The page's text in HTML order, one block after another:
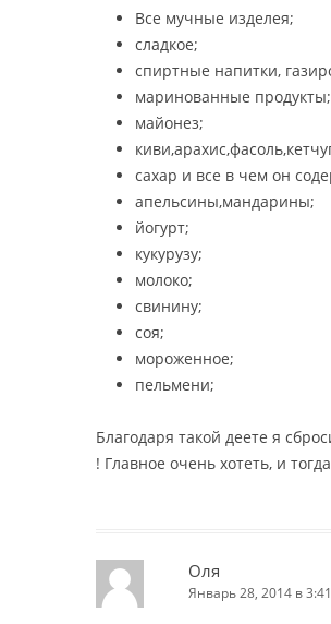
Все мучные изделея;
сладкое;
спиртные напитки,
маринованные продукты;
майонез;
сахар и все в чем он
апельсины,мандарины;
йогурт;
кукурузу;
молоко;
свинину;
соя;
мороженное;
пельмени;
Благодаря такой деете я
! Главное очень хотеть, и
Оля
Январь 28, 2014 в